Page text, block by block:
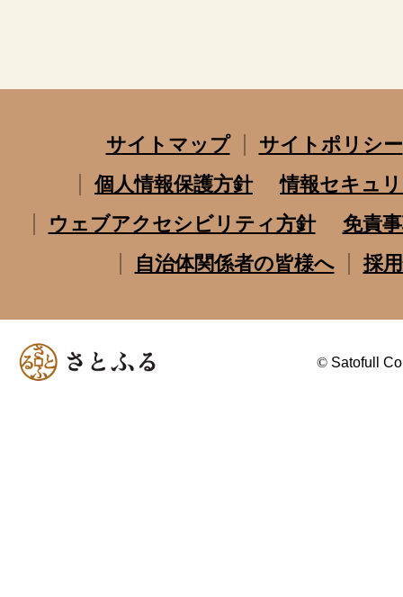
サイトマップ
サイトポリシー
個人情報保護方針
情報セキュ
ウェブアクセシビリティ方針
免責
自治体関係者の皆様へ
採
© Satofull